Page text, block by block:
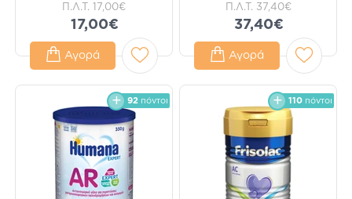
Π.Λ.Τ. 17,00€
17,00€
Αγορά
Π.Λ.Τ. 37,40€
37,40€
Αγορά
92 πόντοι 110 πόντοι